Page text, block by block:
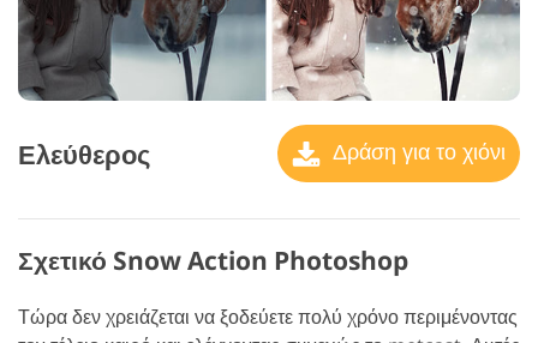
Ελεύθερος Δράση για το χιόνι
Σχετικό Snow Action Photoshop
Τώρα δεν χρειάζεται να ξοδεύετε πολύ χρόνο περιμένοντας